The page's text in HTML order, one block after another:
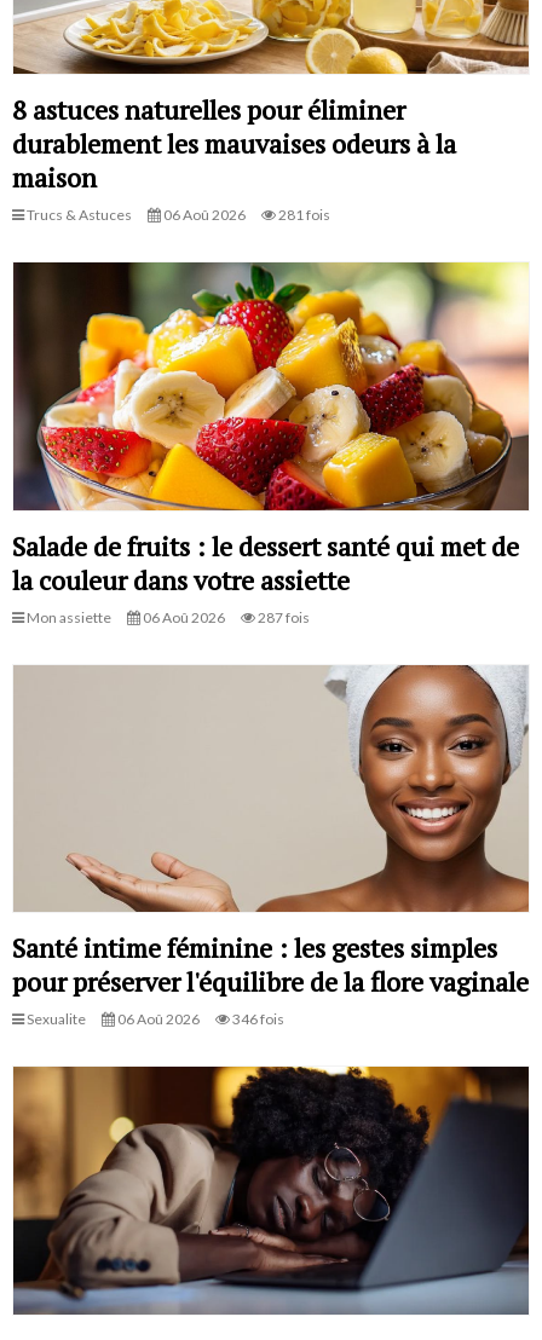
8 astuces naturelles pour éliminer
durablement les mauvaises odeurs à la
maison
Trucs & Astuces 06 Aoû 2026 281 fois
Salade de fruits : le dessert santé qui met de
la couleur dans votre assiette
Mon assiette 06 Aoû 2026 287 fois
Santé intime féminine : les gestes simples
pour préserver l'équilibre de la flore vaginale
Sexualite 06 Aoû 2026 346 fois